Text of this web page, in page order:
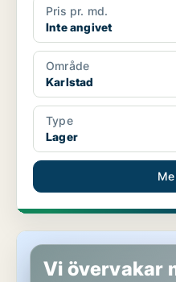
Pris pr. md.
Inte angivet
Område
Karlstad
Type
Lager
Lager i Karlstad
Vi övervakar